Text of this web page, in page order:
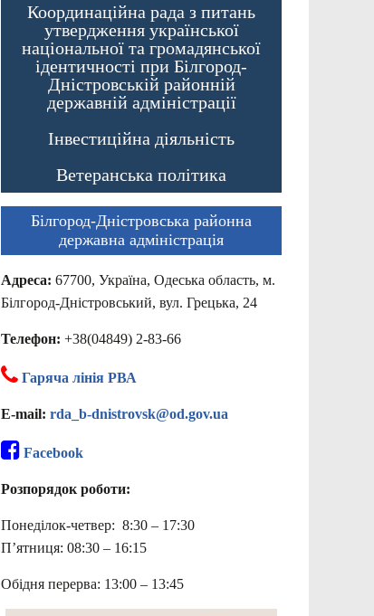
Координаційна рада з питань
утвердження української
національної та громадянської
ідентичності при Білгород-
Дністровській районній
державній адміністрації
Інвестиційна діяльність
Ветеранська політика
Білгород-Дністровська районна
державна адміністрація
Адреса: 67700, Україна, Одеська область, м.
Білгород-Дністровський, вул. Грецька, 24
Телефон: +38(04849) 2-83-66
Гаряча лінія РВА
E-mail: rda_b-dnistrovsk@od.gov.ua
Facebook
Розпорядок роботи:
Понеділок-четвер: 8:30 – 17:30
П’ятниця: 08:30 – 16:15
Обідня перерва: 13:00 – 13:45